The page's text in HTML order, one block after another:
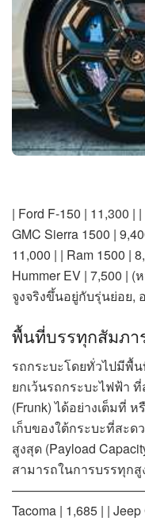
| Ford F-150 | 11,300 |
GMC Sierra 1500 |
11,000 | | Ram 1500 |
Hummer EV | 7,500 |
จูงจริงขึ้นอยู่กับรุ่นย่อย,
พื้นที่บรรทุกสัมภา
รถกระบะโดยทั่วไปมีพื้
ยกเว้นรถกระบะไฟฟ้า
(Frunk) ได้อย่างเต็มที่
เก็บของใต้กระบะที่สะ
สูงสุด (Payload
สามารถในการบรรทุ
——————————— | |
Tacoma | 1,685 | |